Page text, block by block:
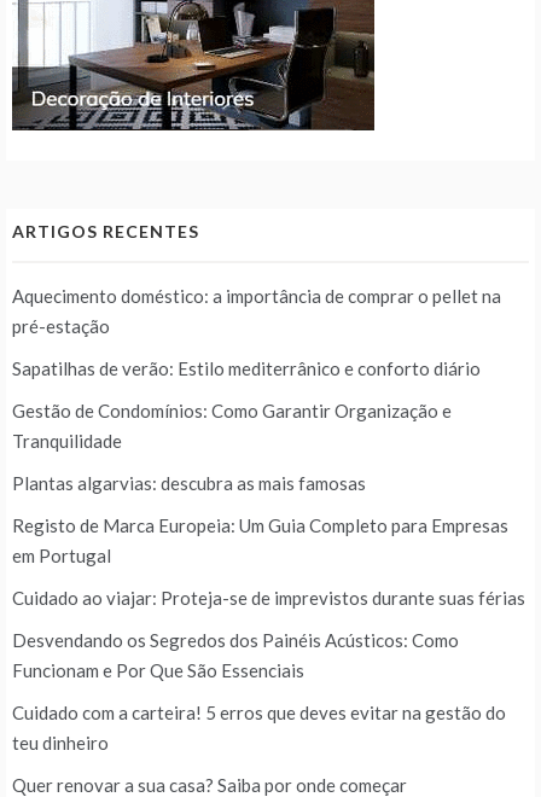
ARTIGOS RECENTES
Aquecimento doméstico: a importância de comprar o pellet na
pré-estação
Sapatilhas de verão: Estilo mediterrânico e conforto diário
Gestão de Condomínios: Como Garantir Organização e
Tranquilidade
Plantas algarvias: descubra as mais famosas
Registo de Marca Europeia: Um Guia Completo para Empresas
em Portugal
Cuidado ao viajar: Proteja-se de imprevistos durante suas férias
Desvendando os Segredos dos Painéis Acústicos: Como
Funcionam e Por Que São Essenciais
Cuidado com a carteira! 5 erros que deves evitar na gestão do
teu dinheiro
Quer renovar a sua casa? Saiba por onde começar